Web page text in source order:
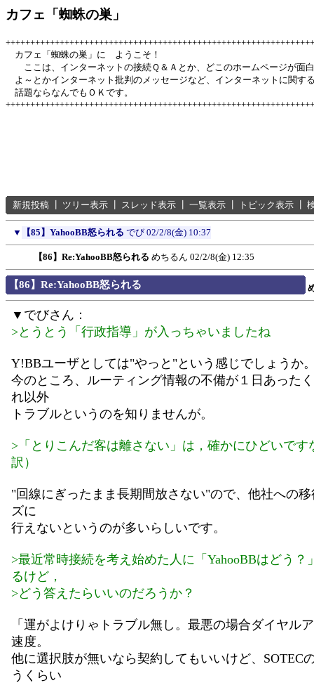
カフェ「蜘蛛の巣」
カフェ「蜘蛛の巣」に ようこそ！
ここは、インターネットの接続Ｑ＆Ａとか、どこのホームページが面
よ～とかインターネット批判のメッセージなど、インターネットに関す
話題ならなんでもＯＫです。
新規投稿 ツリー表示 スレッド表示 一覧表示 トピック表示
▼ 【85】YahooBB怒られる でび 02/2/8(金) 10:37
【86】Re:YahooBB怒られる めちるん 02/2/8(金) 12:35
【86】Re:YahooBB怒られる
▼でびさん：
>とうとう「行政指導」が入っちゃいましたね
Y!BBユーザとしては"やっと"という感じでしょうか
今のところ、ルーティング情報の不備が１日あった
れ以外
トラブルというのを知りませんが。
>「とりこんだ客は離さない」は，確かにひどいです
訳）
"回線にぎったまま長期間放さない"ので、他社への
ズに
行えないというのが多いらしいです。
>最近常時接続を考え始めた人に「YahooBBはどう？
るけど，
>どう答えたらいいのだろうか？
「運がよけりゃトラブル無し。最悪の場合ダイヤル
速度。
他に選択肢が無いなら契約してもいいけど、SOTEC
うくらい